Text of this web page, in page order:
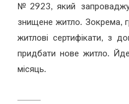
№2923, який
знищене житло. Зокрема,
житлові сертифікати, з
придбати нове житло.
місяць.